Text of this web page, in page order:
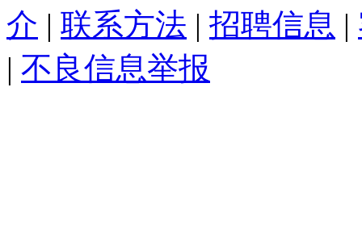
介 | 联系方法 | 招聘信息 |
| 不良信息举报